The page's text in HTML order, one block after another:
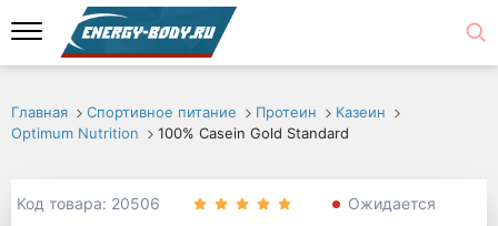
Главная Спортивное питание Протеин
Казеин
Optimum Nutrition
100% Casein Gold Standard
Код товара: 20506
Ожидается